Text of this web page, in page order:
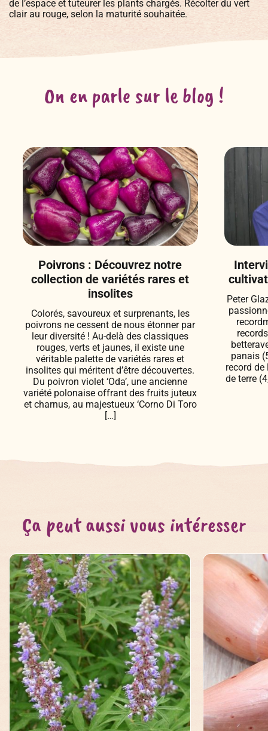
de l’espace et tuteurer les plants chargés. Récolter du vert
clair au rouge, selon la maturité souhaitée.
On en parle sur le blog !
Poivrons : Découvrez notre
collection de variétés rares et
insolites
Colorés, savoureux et surprenants, les
poivrons ne cessent de nous étonner par
leur diversité ! Au-delà des classiques
rouges, verts et jaunes, il existe une
véritable palette de variétés rares et
insolites qui méritent d’être découvertes.
Du poivron violet ‘Oda’, une ancienne
variété polonaise offrant des fruits juteux
et charnus, au majestueux ‘Corno Di Toro
[…]
Peter
panais
record de
de terre
Ça peut aussi vous intéresser